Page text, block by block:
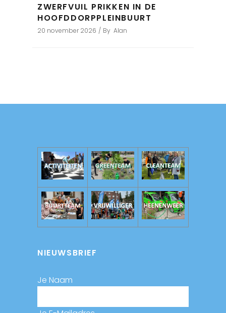
ZWERFVUIL PRIKKEN IN DE
HOOFDDORPPLEINBUURT
20 november 2026 By Alan
NIEUWSBRIEF
Je Naam